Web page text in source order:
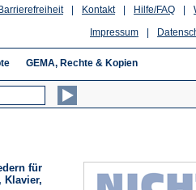
Hilfe/FAQ
Kontakt
Barrierefreiheit
Impressum
GEMA, Rechte & Kopien
für
Klavier,